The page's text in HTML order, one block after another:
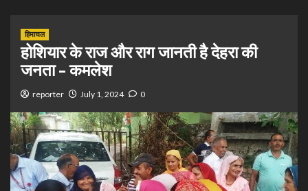
हिमाचल
होशियार के राज और राग जानती है देहरा की
जनता – कमलेश
reporter July 1, 2024 0